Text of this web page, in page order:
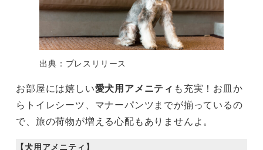
出典：プレスリリース
お部屋には嬉しい愛犬用アメニティ も充実！お皿か
らトイレシーツ、マナーパンツまでが揃っているの
で、旅の荷物が増える心配もありませんよ。
【犬用アメニティ】